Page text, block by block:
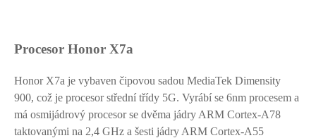
Procesor Honor X7a
Honor X7a je vybaven čipovou sadou MediaTek Dimensity
900, což je procesor střední třídy 5G. Vyrábí se 6nm procesem a
má osmijádrový procesor se dvěma jádry ARM Cortex-A78
taktovanými na 2,4 GHz a šesti jádry ARM Cortex-A55